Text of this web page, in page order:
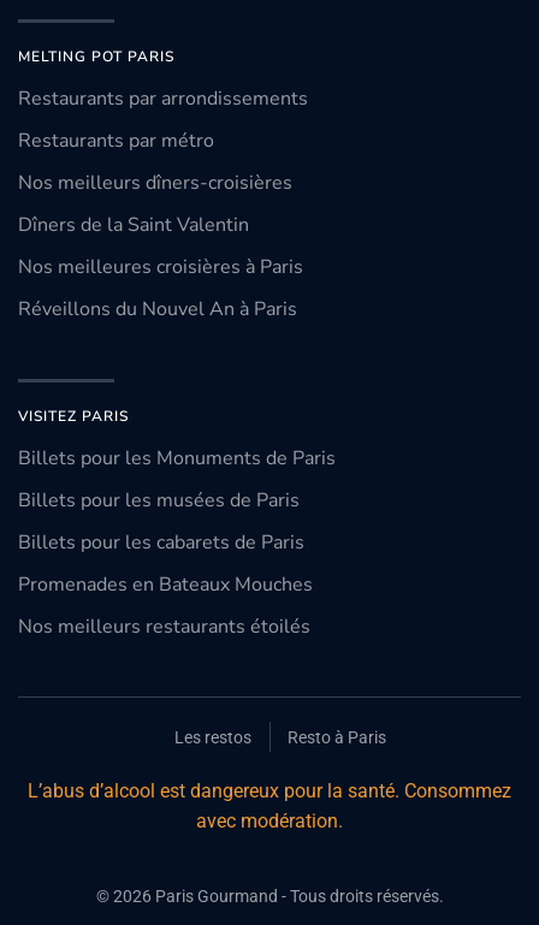
MELTING POT PARIS
Restaurants par arrondissements
Restaurants par métro
Nos meilleurs dîners-croisières
Dîners de la Saint Valentin
Nos meilleures croisières à Paris
Réveillons du Nouvel An à Paris
VISITEZ PARIS
Billets pour les Monuments de Paris
Billets pour les musées de Paris
Billets pour les cabarets de Paris
Promenades en Bateaux Mouches
Nos meilleurs restaurants étoilés
Les restos Resto à Paris
L’abus d’alcool est dangereux pour la santé. Consommez
avec modération.
©2026Paris Gourmand - Tous droits réservés.